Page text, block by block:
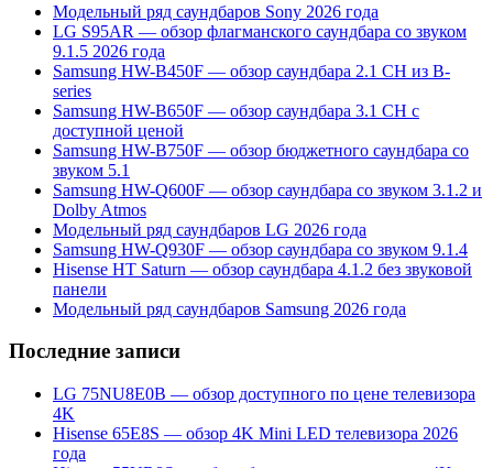
Модельный ряд саундбаров Sony 2026 года
LG S95AR — обзор флагманского саундбара со звуком
9.1.5 2026 года
Samsung HW-B450F — обзор саундбара 2.1 CH из B-
series
Samsung HW-B650F — обзор саундбара 3.1 CH с
доступной ценой
Samsung HW-B750F — обзор бюджетного саундбара со
звуком 5.1
Samsung HW-Q600F — обзор саундбара со звуком 3.1.2 и
Dolby Atmos
Модельный ряд саундбаров LG 2026 года
Samsung HW-Q930F — обзор саундбара со звуком 9.1.4
Hisense HT Saturn — обзор саундбара 4.1.2 без звуковой
панели
Модельный ряд саундбаров Samsung 2026 года
Последние записи
LG 75NU8E0B — обзор доступного по цене телевизора
4K
Hisense 65E8S — обзор 4K Mini LED телевизора 2026
года